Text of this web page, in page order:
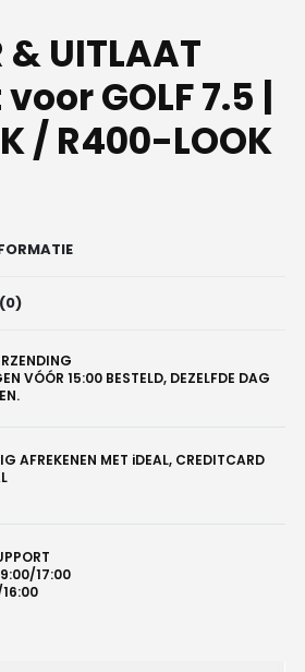
& UITLAAT
GOLF 7.5 |
/ R400-LOOK
(0)
VÓÓR 15:00 BESTELD, DEZELFDE DAG
AFREKENEN MET iDEAL, CREDITCARD
17:00